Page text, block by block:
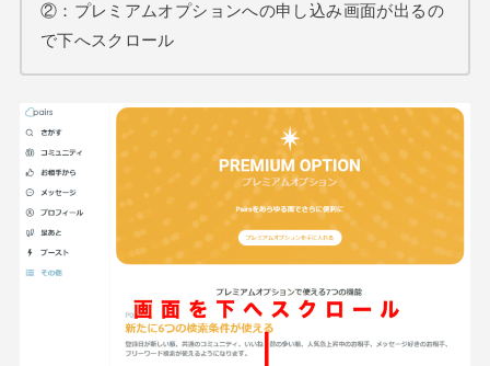
②：プレミアムオプションへの申し込み画面が出るの
で下へスクロール